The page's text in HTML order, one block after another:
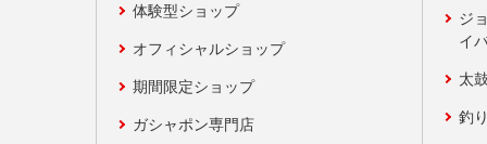
体験型ショップ
オフィシャルショップ
期間限定ショップ
ガシャポン専門店
ジ
イ
太
釣